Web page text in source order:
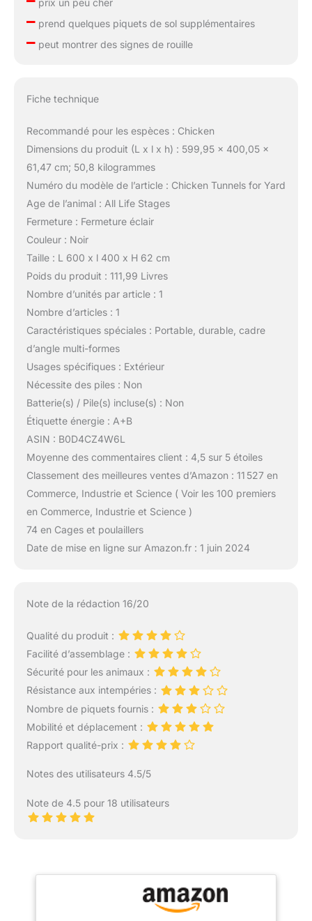
prix un peu cher
–prend quelques piquets de sol supplémentaires
–peut montrer des signes de rouille
Fiche technique
Recommandé pour les espèces : Chicken
Dimensions du produit (L x l x h) : 599,95 x 400,05 x
61,47 cm; 50,8 kilogrammes
Numéro du modèle de l’article : Chicken Tunnels for Yard
Age de l’animal : All Life Stages
Fermeture : Fermeture éclair
Couleur : Noir
Taille : L 600 x l 400 x H 62 cm
Poids du produit : 111,99 Livres
Nombre d’unités par article : 1
Nombre d’articles : 1
Caractéristiques spéciales : Portable, durable, cadre
d’angle multi-formes
Usages spécifiques : Extérieur
Nécessite des piles : Non
Batterie(s) / Pile(s) incluse(s) : Non
Étiquette énergie : A+B
ASIN : B0D4CZ4W6L
Moyenne des commentaires client : 4,5 sur 5 étoiles
Classement des meilleures ventes d’Amazon : 11 527 en
Commerce, Industrie et Science ( Voir les 100 premiers
en Commerce, Industrie et Science )
74 en Cages et poulaillers
Date de mise en ligne sur Amazon.fr : 1 juin 2024
Note de la rédaction 16/20
Qualité du produit :
Facilité d’assemblage :
Sécurité pour les animaux :
Résistance aux intempéries :
Nombre de piquets fournis :
Mobilité et déplacement :
Rapport qualité-prix :
Notes des utilisateurs 4.5/5
Note de 4.5 pour 18 utilisateurs